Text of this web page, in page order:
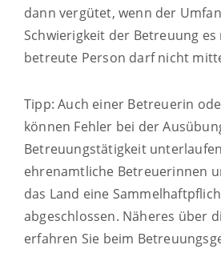
dann vergütet, wenn der
Schwierigkeit der Betreuung
betreute Person darf nicht
Tipp: Auch einer Betreuerin
können Fehler bei der
Betreuungstätigkeit
ehrenamtliche Betreuerinnen
das Land eine
abgeschlossen. Näheres über
erfahren Sie beim